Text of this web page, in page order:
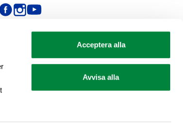
Acceptera alla
Avvisa alla